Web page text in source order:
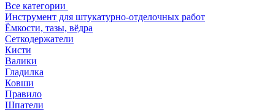
Все категории
Инструмент для штукатурно-отделочных работ
Ёмкости, тазы, вёдра
Сеткодержатели
Кисти
Валики
Гладилка
Ковши
Правило
Шпатели